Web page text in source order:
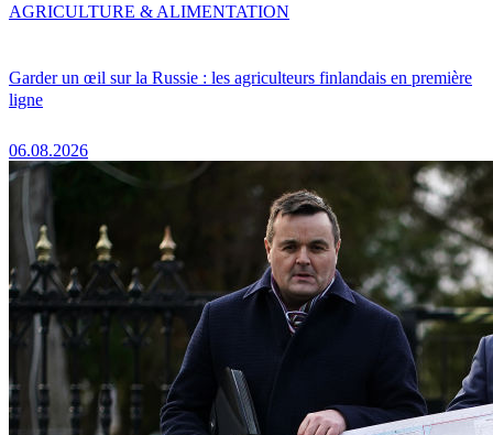
Garder un œil sur la Russie : les agriculteurs finlandais en première
ligne
06.08.2026
AGRICULTURE & ALIMENTATION